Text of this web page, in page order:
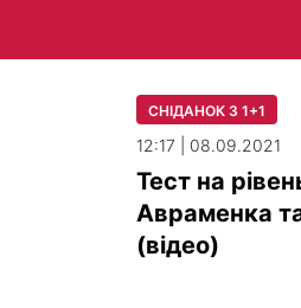
СНІДАНОК З 1+1
12:17 | 08.09.2021
Тест на
Авраменка
(відео)